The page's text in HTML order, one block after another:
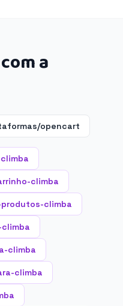
a
opencart
climba
climba
climba
climba